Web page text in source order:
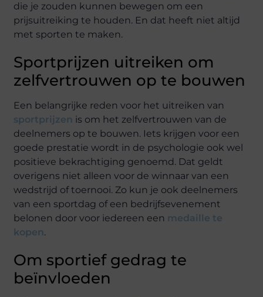
die je zouden kunnen bewegen om een
prijsuitreiking te houden. En dat heeft niet altijd
met sporten te maken.
Sportprijzen uitreiken om
zelfvertrouwen op te bouwen
Een belangrijke reden voor het uitreiken van
sportprijzen is om het zelfvertrouwen van de
deelnemers op te bouwen. Iets krijgen voor een
goede prestatie wordt in de psychologie ook wel
positieve bekrachtiging genoemd. Dat geldt
overigens niet alleen voor de winnaar van een
wedstrijd of toernooi. Zo kun je ook deelnemers
van een sportdag of een bedrijfsevenement
belonen door voor iedereen een medaille te
kopen.
Om sportief gedrag te
beïnvloeden